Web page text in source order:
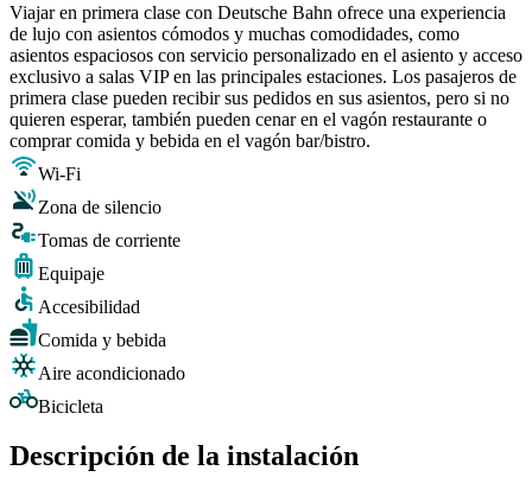
Viajar en primera clase con Deutsche Bahn ofrece una experiencia
de lujo con asientos cómodos y muchas comodidades, como
asientos espaciosos con servicio personalizado en el asiento y acceso
exclusivo a salas VIP en las principales estaciones. Los pasajeros de
primera clase pueden recibir sus pedidos en sus asientos, pero si no
quieren esperar, también pueden cenar en el vagón restaurante o
comprar comida y bebida en el vagón bar/bistro.
Wi-Fi
Zona de silencio
Tomas de corriente
Equipaje
Accesibilidad
Comida y bebida
Aire acondicionado
Bicicleta
Descripción de la instalación